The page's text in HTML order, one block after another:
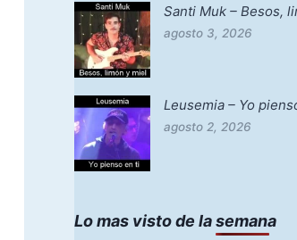
Santi Muk – Besos,
agosto 3, 2026
Leusemia – Yo
agosto 2, 2026
Lo mas visto de la semana